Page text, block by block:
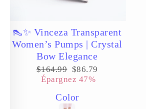
(Esc)"
👠✨ Vinceza Transparent
Women’s Pumps | Crystal
Bow Elegance
Prix
régulier
$164.99 Prix
réduit
$86.79
Épargnez 47%
Color